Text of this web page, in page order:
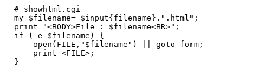
  # showhtml.cgi
  my $filename= $input{filename}.".html";
  print "<BODY>File : $filename<BR>";
  if (-e $filename) {
      open(FILE,"$filename") || goto form;
      print <FILE>;